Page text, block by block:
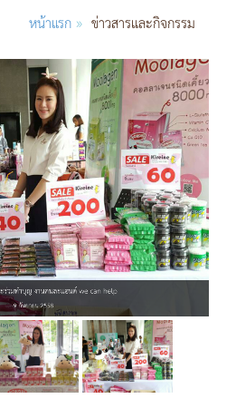
หน้าแรก » ข่าวสารและกิจกรรม
ร่วมทำบุญ งานคนละแฮนด์ we can help
9 กันยายน 2558